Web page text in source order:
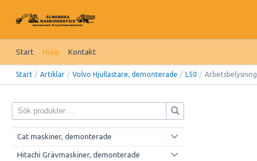
Start Hjälp Kontakt
Start / Artiklar / Volvo Hjullastare, demonterade / L50 / Arbetsbelysning
Cat maskiner, demonterade
Hitachi Grävmaskiner, demonterade